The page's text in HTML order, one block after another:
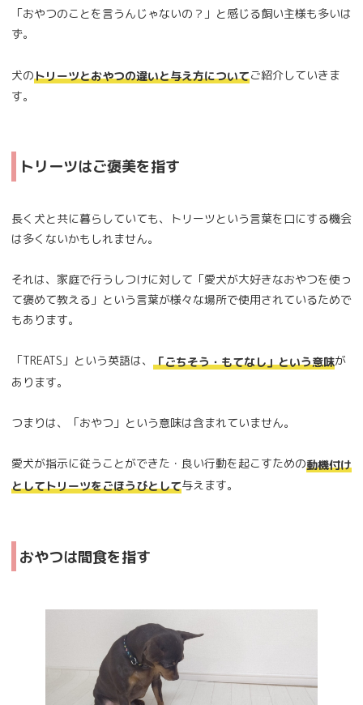
「おやつのことを言うんじゃないの？」と感じる飼い主様も多いは
ず。
犬のトリーツとおやつの違いと与え方についてご紹介していきま
す。
トリーツはご褒美を指す
長く犬と共に暮らしていても、トリーツという言葉を口にする機会
は多くないかもしれません。
それは、家庭で行うしつけに対して「愛犬が大好きなおやつを使っ
て褒めて教える」という言葉が様々な場所で使用されているためで
もあります。
「TREATS」という英語は、 「ごちそう・もてなし」という意味が
あります。
つまりは、「おやつ」という意味は含まれていません。
愛犬が指示に従うことができた・良い行動を起こすための動機付け
としてトリーツをごほうびとして与えます。
おやつは間食を指す